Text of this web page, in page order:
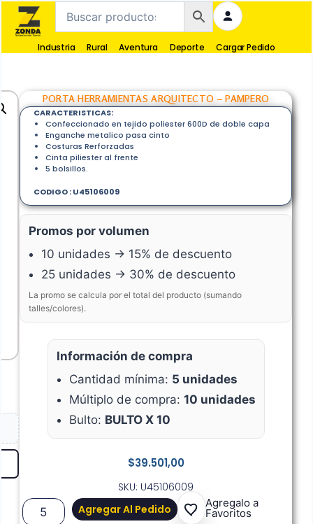
Industria Rural Aventura Deporte Cargar Pedido
PORTA HERRAMIENTAS ARQUITECTO – PAMPERO
$39.501,00
CARACTERISTICAS:
Confeccionado en tejido poliester 600D de doble capa
Enganche metalico pasa cinto
Costuras Rerforzadas
Cinta piliester al frente
5 bolsillos.
CODIGO : U45106009
SKU: U45106009
Agregar Al Pedido
Agregalo a
Favoritos
Promos por volumen
10 unidades → 15% de descuento
25 unidades → 30% de descuento
La promo se calcula por el total del producto (sumando
talles/colores).
Información de compra
Cantidad mínima: 5 unidades
Múltiplo de compra: 10 unidades
Bulto: BULTO X 10